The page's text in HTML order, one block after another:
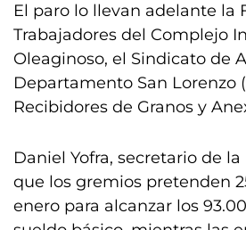
El paro lo llevan adelante la
Trabajadores del Complejo
Oleaginoso, el Sindicato de
Departamento San Lorenzo
Recibidores de Granos y
Daniel Yofra, secretario de
que los gremios pretenden
enero para alcanzar los